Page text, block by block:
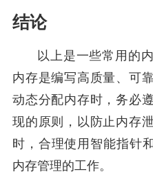
结论
以上是一些常用的
内存是编写高质量、可
动态分配内存时，务必
现的原则，以防止内存
时，合理使用智能指针
内存管理的工作。